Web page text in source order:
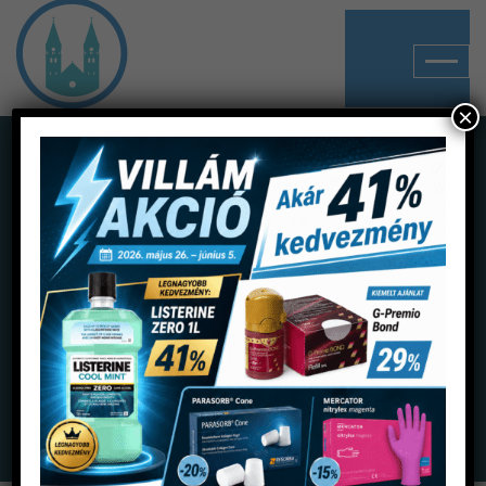
Shop
Home
Termékek
Gyógyhatású készítmények
Pulpavédelem
Dycal
×